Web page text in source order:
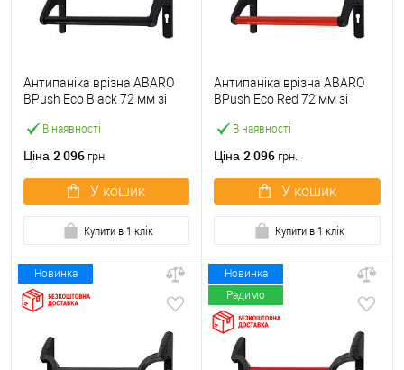
В наявності
Антипаніка врізна ABARO
BPush Eco Black 72 мм зі
Ціна 2 096 грн.
У кошик
Купити в 1 клік
В наявності
Антипаніка врізна ABARO
BPush Eco Red 72 мм зі
Ціна 2 096 грн.
У кошик
Купити в 1 клік
Новинка
Новинка
Радимо